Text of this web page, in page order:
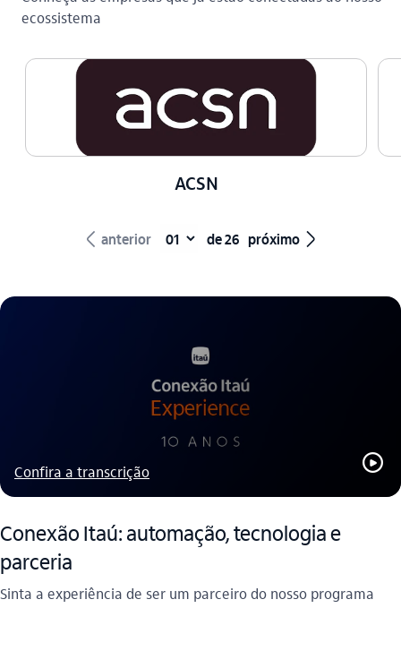
ecossistema
ACSN
seta_esquerda anterior de 26 próximo seta_direita
Confira a transcrição play_outline
Conexão Itaú: automação, tecnologia e
parceria
Sinta a experiência de ser um parceiro do nosso programa